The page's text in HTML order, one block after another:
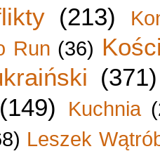
(213)
Run (36)
(371)
(149) Kuchnia
Leszek